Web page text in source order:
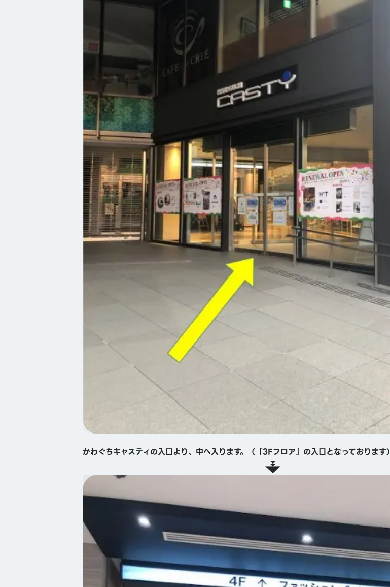
かわぐちキャスティの入口より、中へ入ります。（「3Fフロア」の入口となっております）